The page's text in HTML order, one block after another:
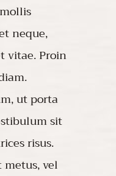
neque,
vitae. Proin
ut porta
sit
risus.
vel